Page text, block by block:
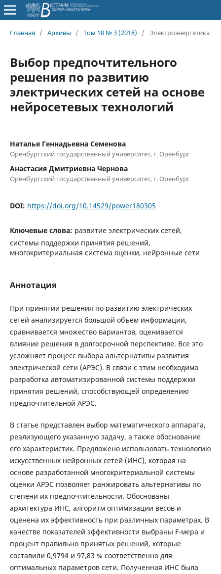
Главная / Архивы / Том 18 № 3 (2018) / Электроэнергетика
Выбор предпочтительного
решения по развитию
электрических сетей на основе
нейросетевых технологий
Наталья Геннадьевна Семенова
Оренбургский государственный университет, г. Оренбург
Анастасия Дмитриевна Чернова
Оренбургский государственный университет, г. Оренбург
DOI: https://doi.org/10.14529/power180305
Ключевые слова: развитие электрических сетей,
системы поддержки принятия решений,
многокритериальная система оценки, нейронные сети
Аннотация
При принятии решения по развитию электрических
сетей анализируется большой объем информации,
сравнивается множество вариантов, оценивается
влияние решения в долгосрочной перспективе. Все это
усложняет процесс выбора альтернативы развития
электрической сети (АРЭС). В связи с этим необходима
разработка автоматизированной системы поддержки
принятия решений, способствующей определению
предпочтительной АРЭС.
В статье представлен выбор математического аппарата,
реализующего указанную задачу, а также обоснование
его характеристик. Предложено использовать технологию
искусственных нейронных сетей (ИНС), которая на
основе разработанной многокритериальной системы
оценки АРЭС позволяет ранжировать альтернативы по
степени их предпочтительности. Обоснованы
архитектура ИНС, алгоритм оптимизации весов и
оценена их эффективность при различных параметрах. В
качестве показателей эффективности выбраны F-мера и
процент правильно принятых решений, которые
составили 0,9794 и 97,83 % соответственно для
оптимальных параметров сети. Полученная ИНС была